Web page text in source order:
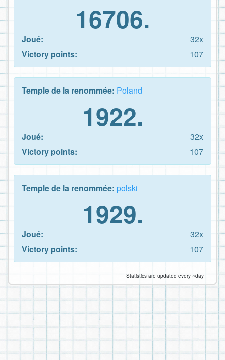
16706.
Joué:
32x
Victory points:
107
Temple de la renommée: Poland
1922.
Joué:
32x
Victory points:
107
Temple de la renommée: polski
1929.
Joué:
32x
Victory points:
107
Statistics are updated every ~day